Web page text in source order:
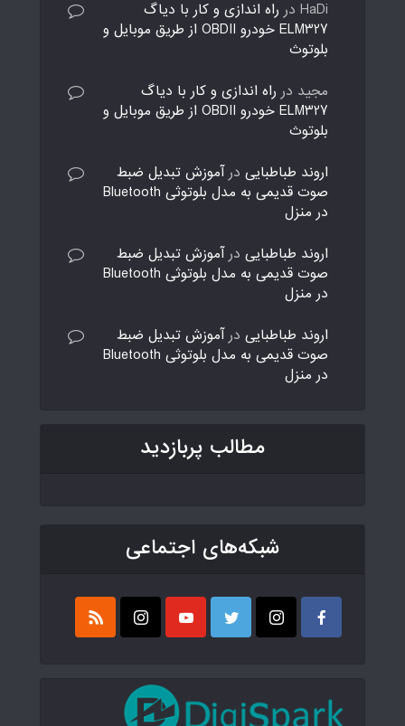
HaDi در راه اندازی و کار با دیاگ
ELM327 خودرو OBDII از طریق موبایل و
بلوتوث
مجید در راه اندازی و کار با دیاگ
ELM327 خودرو OBDII از طریق موبایل و
بلوتوث
اروند طباطبایی درآموزش تبدیل ضبط
صوت قدیمی به مدل بلوتوثی Bluetooth
در منزل
اروند طباطبایی درآموزش تبدیل ضبط
صوت قدیمی به مدل بلوتوثی Bluetooth
در منزل
اروند طباطبایی درآموزش تبدیل ضبط
صوت قدیمی به مدل بلوتوثی Bluetooth
در منزل
مطالب پربازدید
شبکه‌های اجتماعی